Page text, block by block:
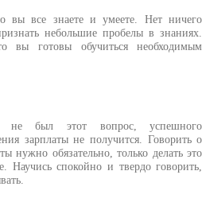
вы все знаете и умеете. Нет ничего
небольшие пробелы в знаниях.
вы готовы обучиться необходимым
был этот вопрос, успешного
зарплаты не получится. Говорить о
нужно обязательно, только делать это
Научись спокойно и твердо говорить,